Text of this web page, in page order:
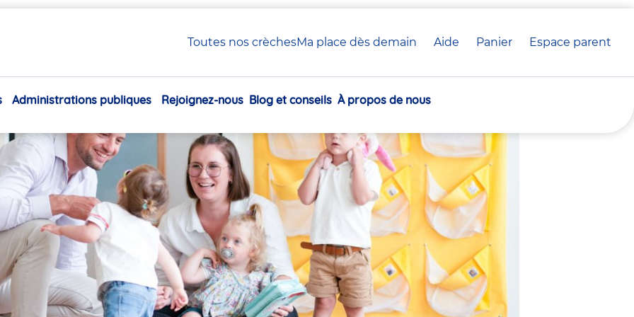
Toutes nos crèchesMa place dès demain Aide Panier crèche(s)
Espace parent
Navigation
Administrations publiques Rejoignez-nous Blog et conseils À propos de nous